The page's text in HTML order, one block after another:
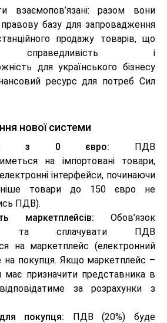
взаємопов’язані: разом вони
базу для запровадження
продажу товарів, що
справедливість і
для українського бізнесу
ресурс для потреб Сил
нової системи
з 0 євро: ПДВ
на імпортовані товари,
інтерфейси, починаючи
товари до 150 євро не
ПДВ).
маркетплейсів: Обов’язок
та сплачувати ПДВ
на маркетплейс (електронний
на покупця. Якщо маркетплейс –
має призначити представника в
за розрахунки з
покупця: ПДВ (20%) буде